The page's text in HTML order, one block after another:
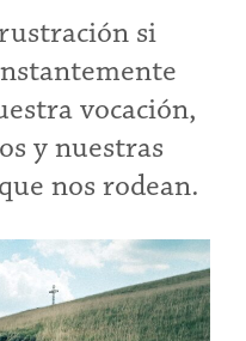
si
vocación,
y nuestras
nos rodean.